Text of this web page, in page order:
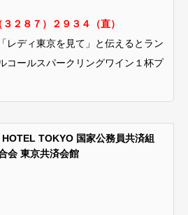
３２８７）２９３４（直）
レディ東京を見て」と伝えるとラン
コールスパークリングワイン１杯プ
TOKYO 国家公務員共済組
会 東京共済会館